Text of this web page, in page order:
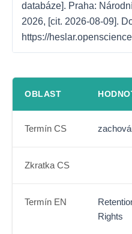
databáze]. Praha:
2026, [cit. 2026-08-09].
https://
OBLAST
Termín CS
Zkratka CS
Termín EN
Rights